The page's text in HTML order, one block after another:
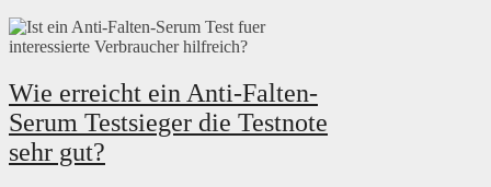
Wie erreicht ein Anti-Falten-
Serum Testsieger die Testnote
sehr gut?